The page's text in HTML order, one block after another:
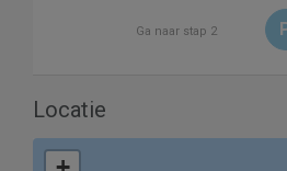
Ga naar stap 2
Locatie